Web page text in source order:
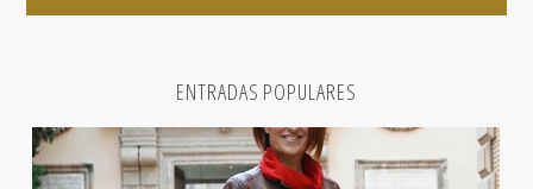
ENTRADAS POPULARES